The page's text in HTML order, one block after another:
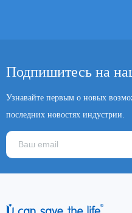
Подпишитесь на
Узнавайте первым о новых
последних новостях индустрии.